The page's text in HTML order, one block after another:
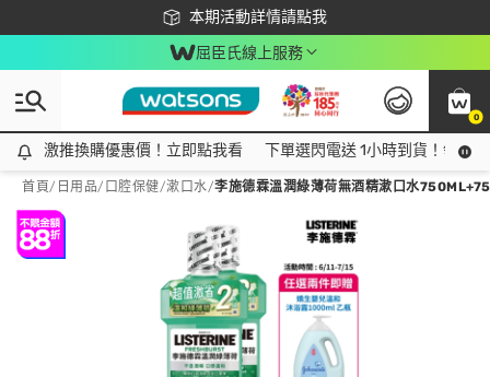
本期活動詳情請點我
下載app最高回饋$350
屈臣氏線上服務
0
激推換購優惠價！立即點我看
激推換購優惠價！立即點我看 下單選閃電送 1小時到貨！領神
首頁/ 日用品/ 口腔保健/漱口水/李施德霖溫潤綠薄荷無酒精漱口水